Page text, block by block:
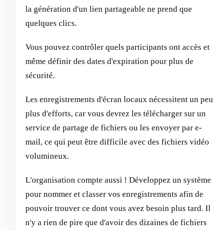
la génération d'un lien partageable ne prend que
quelques clics.
Vous pouvez contrôler quels participants ont accès et
même définir des dates d'expiration pour plus de
sécurité.
Les enregistrements d'écran locaux nécessitent un peu
plus d'efforts, car vous devrez les télécharger sur un
service de partage de fichiers ou les envoyer par e-
mail, ce qui peut être difficile avec des fichiers vidéo
volumineux.
L'organisation compte aussi ! Développez un système
pour nommer et classer vos enregistrements afin de
pouvoir trouver ce dont vous avez besoin plus tard. Il
n'y a rien de pire que d'avoir des dizaines de fichiers